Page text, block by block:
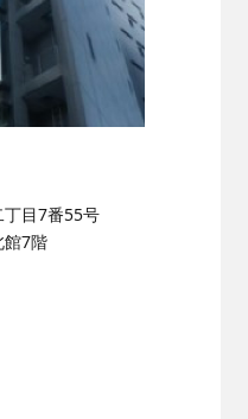
目7番55号
館7階